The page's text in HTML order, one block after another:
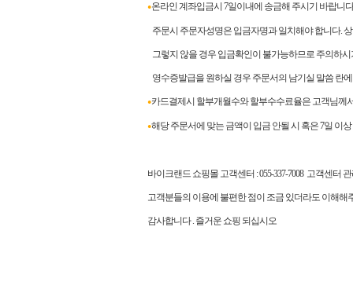
●온라인 계좌입금시 7일이내에 송금해 주시기 바랍니
주문시 주문자성명은 입금자명과 일치해야 합니다.
그렇지 않을 경우 입금확인이 불가능하므로 주의하
영수증발급을 원하실 경우 주문서의 남기실 말씀 란
●카드결제시 할부개월수와 할부수수료율은 고객님께
●해당 주문서에 맞는 금액이 입금 안될 시 혹은 7일 이
바이크랜드 쇼핑몰 고객센터 : 055-337-7008 고객센터
고객분들의 이용에 불편한 점이 조금 있더라도 이해해
감사합니다. 즐거운 쇼핑 되십시오